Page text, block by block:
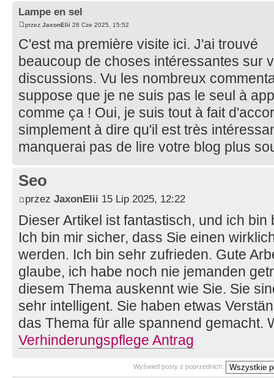
Lampe en sel
przez JaxonElii 28 Cze 2025, 15:52
C'est ma première visite ici. J'ai trouvé
beaucoup de choses intéressantes sur
discussions. Vu les nombreux
suppose que je ne suis pas le seul à
comme ça ! Oui, je suis tout à fait
simplement à dire qu'il est très
manquerai pas de lire votre blog plus
Seo
przez JaxonElii 15 Lip 2025, 12:22
Dieser Artikel ist fantastisch, und ich
Ich bin mir sicher, dass Sie einen
werden. Ich bin sehr zufrieden. Gute
glaube, ich habe noch nie jemanden
diesem Thema auskennt wie Sie. Sie
sehr intelligent. Sie haben etwas
das Thema für alle spannend gemacht.
Verhinderungspflege Antrag
Wyświetl posty z poprzednich: